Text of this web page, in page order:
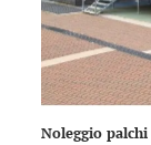
Noleggio palchi